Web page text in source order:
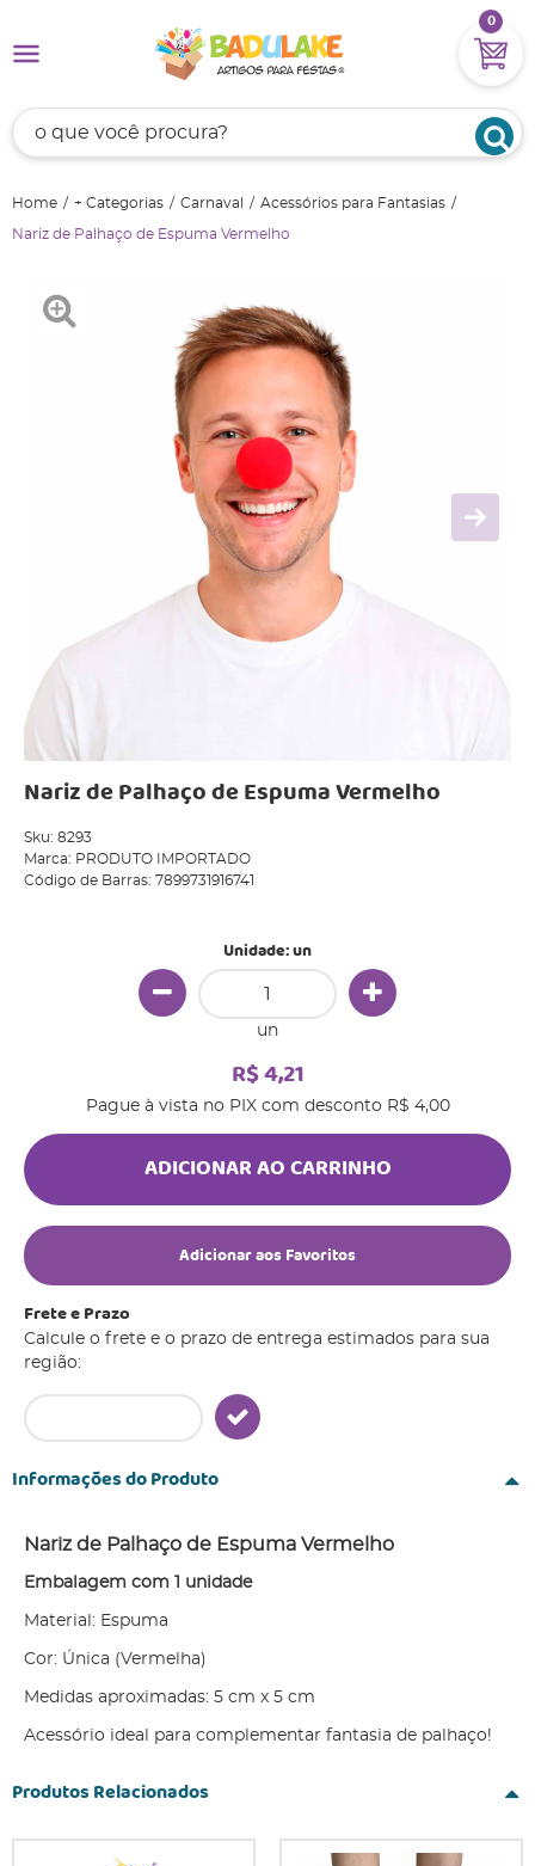
0
Home + Categorias Carnaval Acessórios para Fantasias
Nariz de Palhaço de Espuma Vermelho
Nariz de Palhaço de Espuma Vermelho
Sku: 8293
Marca: PRODUTO IMPORTADO
Código de Barras: 7899731916741
Unidade: un
un
R$ 4,21
Pague à vista no PIX com desconto R$ 4,00
ADICIONAR AO CARRINHO
Adicionar aos Favoritos
Frete e Prazo
Calcule o frete e o prazo de entrega estimados para sua
região:
Informações do Produto
Nariz de Palhaço de Espuma Vermelho
Embalagem com 1 unidade
Material: Espuma
Cor: Única (Vermelha)
Medidas aproximadas: 5 cm x 5 cm
Acessório ideal para complementar fantasia de palhaço!
Produtos Relacionados